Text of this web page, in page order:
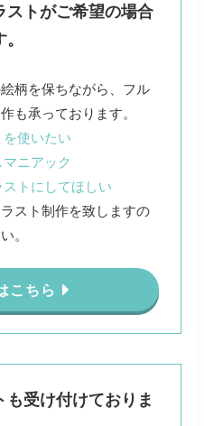
ストがご希望の場合
柄を保ちながら、フル
使いたい
ニアック
トにしてほしい
スト制作を致しますの
。
こちら
受け付けておりま